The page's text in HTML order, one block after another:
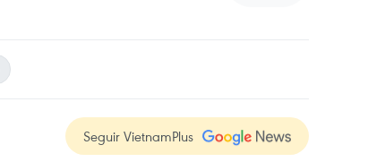
Seguir VietnamPlus